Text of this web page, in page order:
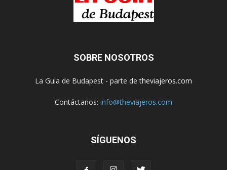
SOBRE NOSOTROS
La Guia de Budapest - parte detheviajeros.com
Contáctanos: info@theviajeros.com
SÍGUENOS